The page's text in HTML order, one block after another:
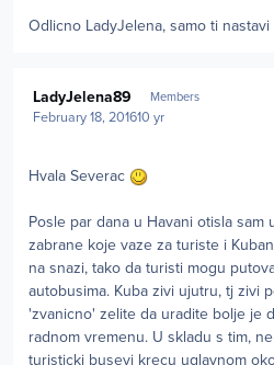
Odlicno LadyJelena, samo ti
LadyJelena89 Members
February 18, 201610 yr
Hvala Severac
Posle par dana u Havani otisla sam
zabrane koje vaze za turiste i
na snazi, tako da turisti mogu
autobusima. Kuba zivi ujutru, tj zivi
'zvanicno' zelite da uradite bolje je
radnom vremenu. U skladu s tim,
turisticki busevi krecu uglavnom